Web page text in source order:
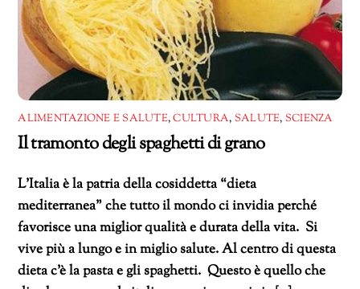
ALIMENTAZIONE E SALUTE,CULTURA, SALUTE, SCIENZA
Il tramonto degli spaghetti di grano
L’Italia è la patria della cosiddetta “dieta
mediterranea” che tutto il mondo ci invidia perché
favorisce una miglior qualità e durata della vita. Si
vive più a lungo e in miglio salute. Al centro di questa
dieta c’è la pasta e gli spaghetti. Questo è quello che